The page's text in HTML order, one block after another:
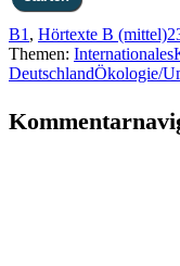
B1, Hörtexte B (mittel)
Themen: Internationales
DeutschlandÖkologie/